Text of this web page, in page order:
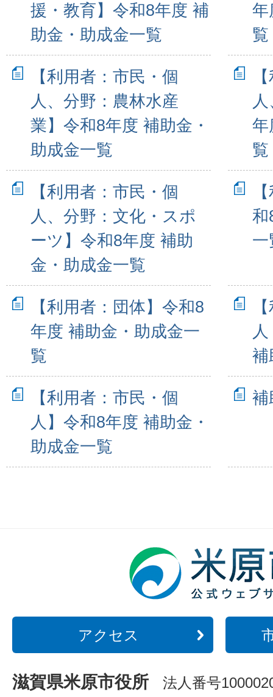
援・教育】令和8年度 補
助金・助成金一覧
年
覧
【利用者：市民・個
人、分野：農林水産
業】令和8年度 補助金・
助成金一覧
年
覧
【利用者：市民・個
人、分野：文化・スポ
ーツ】令和8年度 補助
金・助成金一覧
和
一
【利用者：団体】令和8
年度 補助金・助成金一
覧
補
【利用者：市民・個
人】令和8年度 補助金・
助成金一覧
補
アクセス
滋賀県米原市役所 法人番号